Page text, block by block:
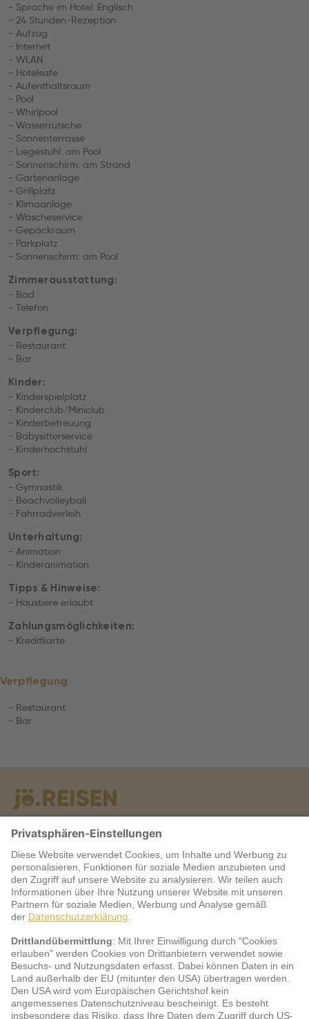
- Sprache im Hotel: Englisch
- 24 Stunden-Rezeption
- Aufzug
- Internet
- WLAN
- Hotelsafe
- Aufenthaltsraum
- Pool
- Whirlpool
- Wasserrutsche
- Sonnenterrasse
- Liegestuhl: am Pool
- Sonnenschirm: am Strand
- Gartenanlage
- Grillplatz
- Klimaanlage
- Wäscheservice
- Gepäckraum
- Parkplatz
- Sonnenschirm: am Pool
Zimmerausstattung:
- Bad
- Telefon
Verpflegung:
- Restaurant
- Bar
Kinder:
- Kinderspielplatz
- Kinderclub/Miniclub
- Kinderbetreuung
- Babysitterservice
- Kinderhochstuhl
Sport:
- Gymnastik
- Beachvolleyball
- Fahrradverleih
Unterhaltung:
- Animation
- Kinderanimation
Tipps & Hinweise:
- Haustiere erlaubt
Zahlungsmöglichkeiten:
- Kreditkarte
Verpflegung
- Restaurant
- Bar
Warum jö?
Service
jö Bonus Club Partner